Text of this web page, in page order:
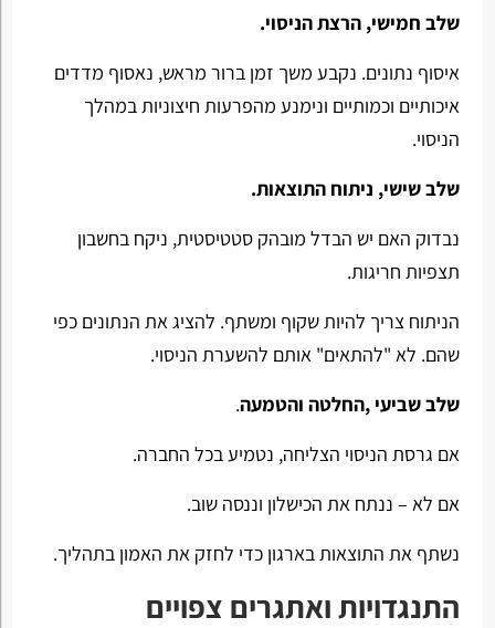
שלב חמישי, הרצת הניסוי.
איסוף נתונים. נקבע משך זמן ברור מראש, נאסוף מדדים
איכותיים וכמותיים ונימנע מהפרעות חיצוניות במהלך
הניסוי.
שלב שישי, ניתוח התוצאות.
נבדוק האם יש הבדל מובהק סטטיסטית, ניקח בחשבון
תצפיות חריגות.
הניתוח צריך להיות שקוף ומשתף. להציג את הנתונים כפי
שהם. לא "להתאים" אותם להשערת הניסוי.
שלב שביעי ,החלטה והטמעה.
אם גרסת הניסוי הצליחה, נטמיע בכל החברה.
אם לא – ננתח את הכישלון וננסה שוב.
נשתף את התוצאות בארגון כדי לחזק את האמון בתהליך.
התנגדויות ואתגרים צפויים